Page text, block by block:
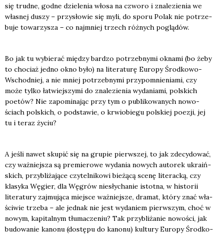
się trud­ne, god­ne dzie­le­nia wło­sa na czwo­ro i zna­le­zie­nia we
wła­snej duszy – przy­sło­wie się myli, do spo­ru Polak nie potrze­
bu­je towa­rzy­sza – co naj­mniej trzech róż­nych poglą­dów.
Bo jak tu wybie­rać mię­dzy bar­dzo potrzeb­ny­mi okna­mi (bo żeby
to cho­ciaż jed­no okno było) na lite­ra­tu­rę Euro­py Środ­ko­wo-
Wschod­niej, a nie mniej potrzeb­ny­mi przy­po­mnie­nia­mi, czy
może tyl­ko łatwiej­szy­mi do zna­le­zie­nia wyda­nia­mi, pol­skich
poetów? Nie zapo­mi­na­jąc przy tym o publi­ko­wa­nych nowo­
ściach pol­skich, o pod­sta­wie, o krwio­bie­gu pol­skiej poezji, jej
tu i teraz życiu?
A jeśli nawet sku­pić się na gru­pie pierw­szej, to jak zde­cy­do­wać,
czy waż­niej­sza są pre­mie­ro­we wyda­nia nowych auto­rek ukra­iń­
skich, przy­bli­ża­ją­ce czy­tel­ni­ko­wi bie­żą­cą sce­nę lite­rac­ką, czy
kla­sy­ka Węgier, dla Węgrów nie­sły­cha­nie istot­na, w histo­rii
lite­ra­tu­ry zaj­mu­ją­ca miej­sce waż­niej­sze, dra­mat, któ­ry znać wła­
ści­wie trze­ba – ale jed­nak nie jest wyda­niem pierw­szym, choć w
nowym, kapi­tal­nym tłu­ma­cze­niu? Tak przy­bli­ża­nie nowo­ści, jak
budo­wa­nie kano­nu (dostę­pu do kano­nu) kul­tu­ry Euro­py Środ­ko­